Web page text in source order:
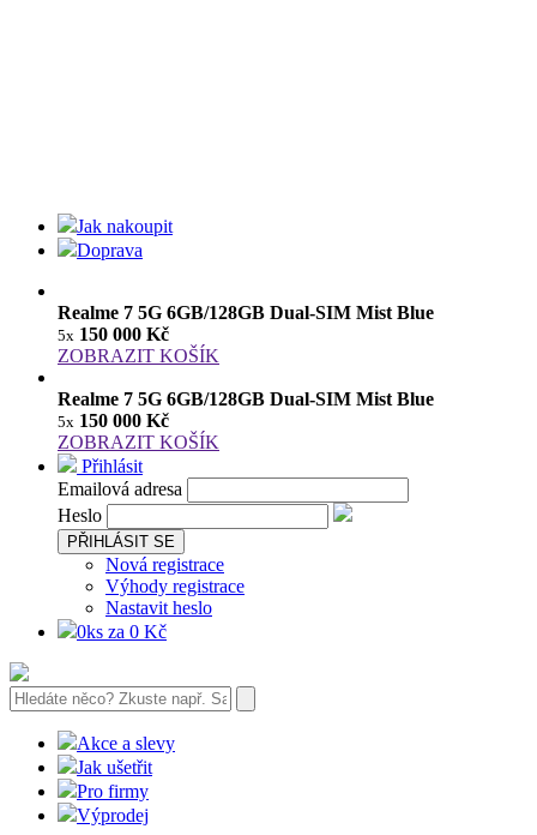
Jak nakoupit
Doprava
Realme 7 5G 6GB/128GB Dual-SIM Mist Blue
5x 150 000 Kč
ZOBRAZIT KOŠÍK
Realme 7 5G 6GB/128GB Dual-SIM Mist Blue
5x 150 000 Kč
ZOBRAZIT KOŠÍK
Přihlásit
Emailová adresa
Heslo
PŘIHLÁSIT SE
Nová registrace
Výhody registrace
Nastavit heslo
0ks za 0 Kč
Akce a slevy
Jak ušetřit
Pro firmy
Výprodej